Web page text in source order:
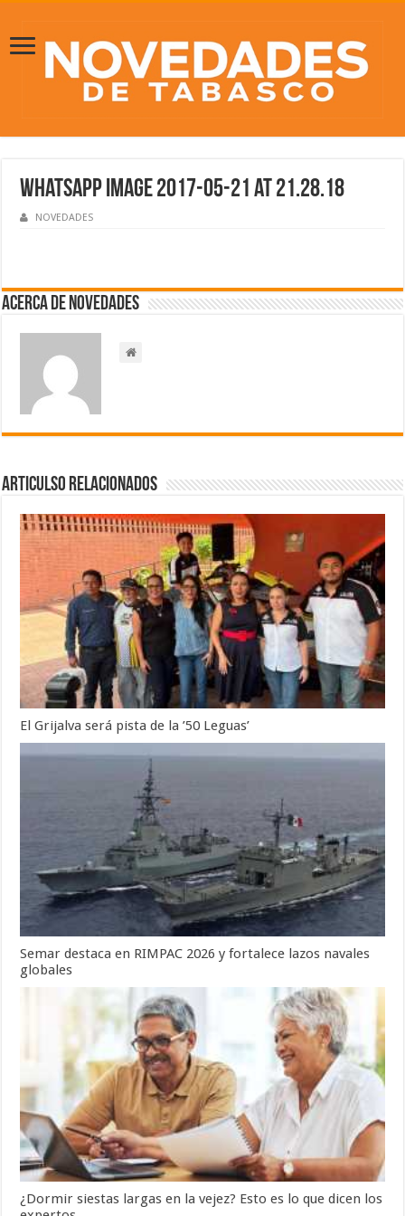
WhatsApp Image 2017-05-21 at 21.28.18
NOVEDADES
Acerca de NOVEDADES
Articulso Relacionados
El Grijalva será pista de la ’50 Leguas’
Semar destaca en RIMPAC 2026 y fortalece lazos navales
globales
¿Dormir siestas largas en la vejez? Esto es lo que dicen los